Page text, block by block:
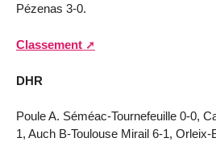
Pézenas 3-0.
Classement
DHR
Poule A. Séméac-Tournefeuille 0-0,
1, Auch B-Toulouse Mirail 6-1, Orleix-